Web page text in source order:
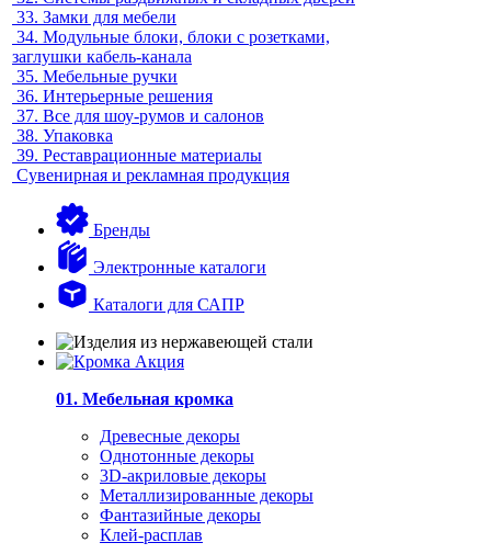
33. Замки для мебели
34. Модульные блоки, блоки с розетками,
заглушки кабель-канала
35. Мебельные ручки
36. Интерьерные решения
37. Все для шоу-румов и салонов
38. Упаковка
39. Реставрационные материалы
Сувенирная и рекламная продукция
Бренды
Электронные каталоги
Каталоги для САПР
01. Мебельная кромка
Древесные декоры
Однотонные декоры
3D-акриловые декоры
Металлизированные декоры
Фантазийные декоры
Клей-расплав